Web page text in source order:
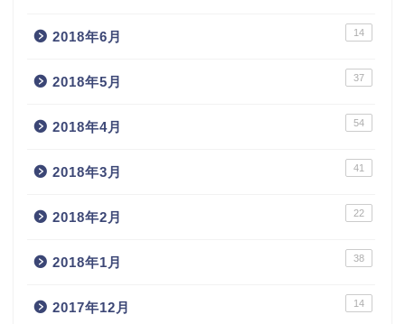
2018年6月 14
2018年5月 37
2018年4月 54
2018年3月 41
2018年2月 22
2018年1月 38
2017年12月 14